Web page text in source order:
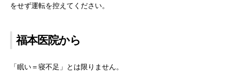
をせず運転を控えてください。
福本医院から
「眠い＝寝不足」とは限りません。